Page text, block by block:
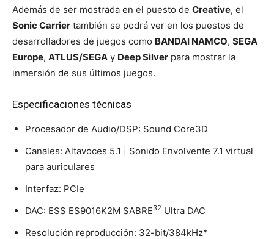
Además de ser mostrada en el puesto de Creative, el
Sonic Carrier también se podrá ver en los puestos de
desarrolladores de juegos como BANDAI NAMCO, SEGA
Europe, ATLUS/SEGA y Deep Silver para mostrar la
inmersión de sus últimos juegos.
Especificaciones técnicas
Procesador de Audio/DSP: Sound Core3D
Canales: Altavoces 5.1 | Sonido Envolvente 7.1 virtual
para auriculares
Interfaz: PCIe
DAC: ESS ES9016K2M SABRE32 Ultra DAC
Resolución reproducción: 32-bit/384kHz*